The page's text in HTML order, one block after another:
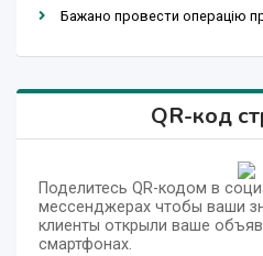
Бажано провести операцію
QR-код
Поделитесь QR-кодом в
мессенджерах чтобы ваши
клиенты открыли ваше
смартфонах.